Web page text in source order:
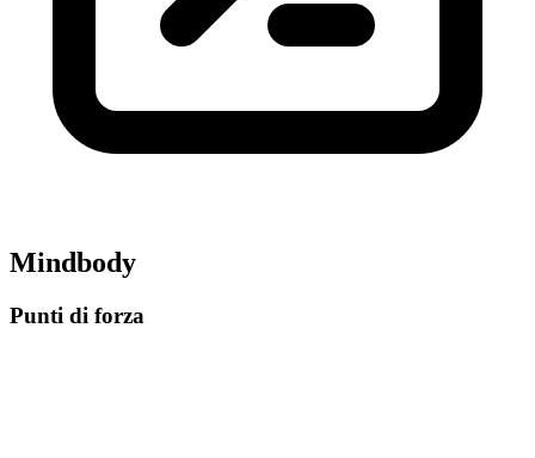
Mindbody
Punti di forza